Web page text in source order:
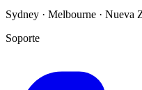
Sydney · Melbourne · Nueva
Soporte